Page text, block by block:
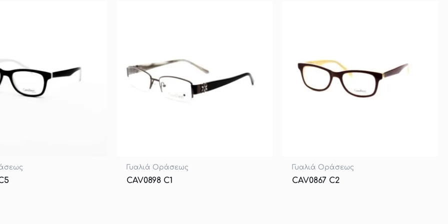
Γυαλιά Οράσεως
CAV0898 C1
Γυαλιά Οράσεως
CAV0867 C2